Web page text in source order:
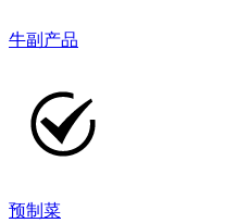
牛副产品
预制菜